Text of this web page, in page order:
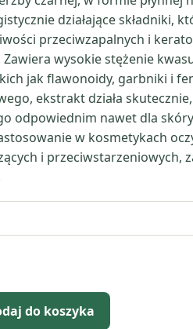
działające składniki,
przeciwzapalnych i
wysokie stężenie
jak flawonoidy, garbniki i
ekstrakt działa
odpowiednim nawet dla
w kosmetykach
i przeciwstarzeniowych,
do koszyka